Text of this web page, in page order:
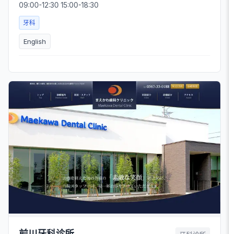
09:00-12:30 15:00-18:30
牙科
English